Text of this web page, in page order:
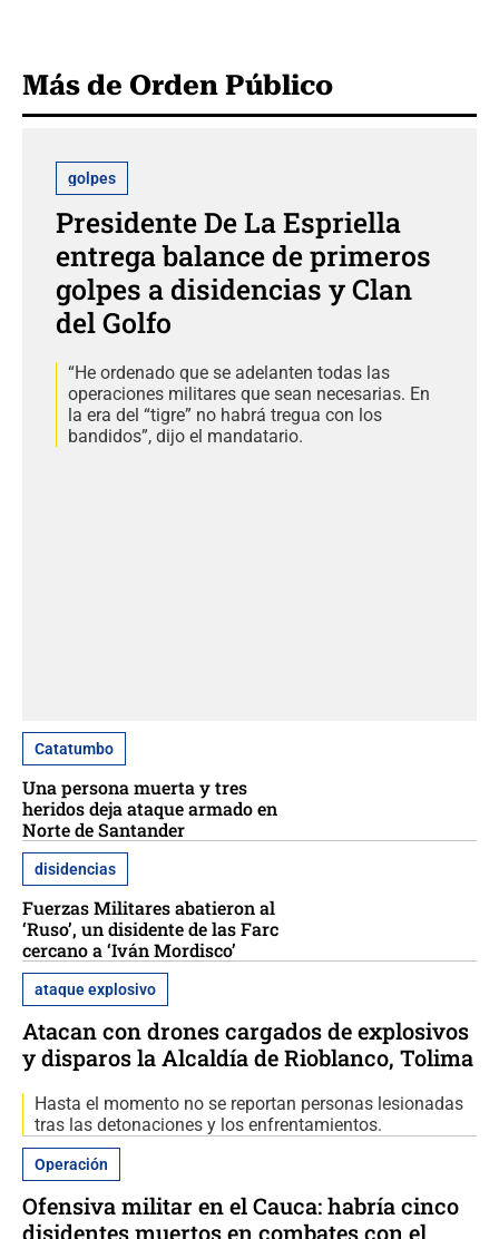
Más de Orden Público
golpes
Presidente De La Espriella
entrega balance de primeros
golpes a disidencias y Clan
del Golfo
“He ordenado que se adelanten todas las
operaciones militares que sean necesarias. En
la era del “tigre” no habrá tregua con los
bandidos”, dijo el mandatario.
Catatumbo
Una persona muerta y tres
heridos deja ataque armado en
Norte de Santander
disidencias
Fuerzas Militares abatieron al
‘Ruso’, un disidente de las Farc
cercano a ‘Iván Mordisco’
ataque explosivo
Atacan con drones cargados de explosivos
y disparos la Alcaldía de Rioblanco, Tolima
Hasta el momento no se reportan personas lesionadas
tras las detonaciones y los enfrentamientos.
Operación
Ofensiva militar en el Cauca: habría cinco
disidentes muertos en combates con el